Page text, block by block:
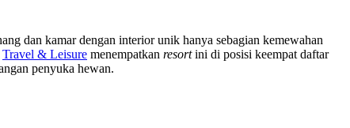
dan kamar dengan interior unik hanya sebagian kemewahan
Travel & Leisure menempatkan resortini di posisi keempat daftar
penyuka hewan.